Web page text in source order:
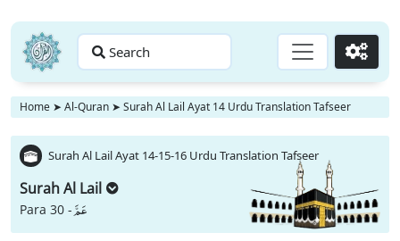
Search Go
Home ➤ Al-Quran ➤ Surah Al Lail Ayat 14 Urdu Translation Tafseer
Surah Al Lail Ayat 14-15-16 Urdu Translation Tafseer
Surah Al Lail
Para 30 -عَمَّ